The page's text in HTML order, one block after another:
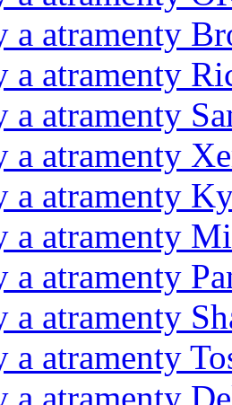
a atramenty
a atramenty
a atramenty
a atramenty
a atramenty
a atramenty
a atramenty
a atramenty
a atramenty
a atramenty